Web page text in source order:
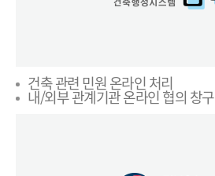
건축 관련 민원 온라인 처리
내/외부 관계기관 온라인 협의 창구